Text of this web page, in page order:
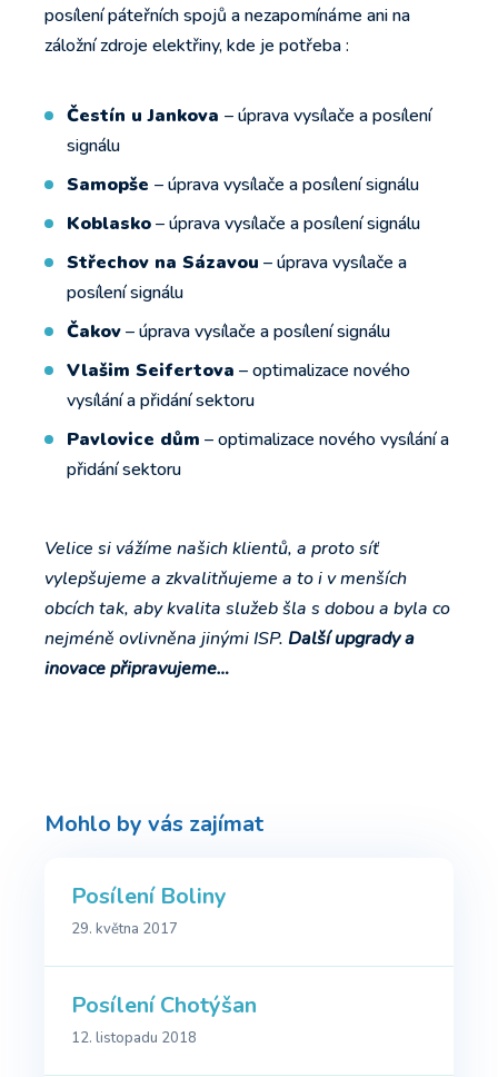
posílení páteřních spojů a nezapomínáme ani na
záložní zdroje elektřiny, kde je potřeba :
Čestín u Jankova – úprava vysílače a posílení
signálu
Samopše – úprava vysílače a posílení signálu
Koblasko– úprava vysílače a posílení signálu
Střechov na Sázavou – úprava vysílače a
posílení signálu
Čakov– úprava vysílače a posílení signálu
Vlašim Seifertova – optimalizace nového
vysílání a přidání sektoru
Pavlovice dům – optimalizace nového vysílání a
přidání sektoru
Velice si vážíme našich klientů, a proto síť
vylepšujeme a zkvalitňujeme a to i v menších
obcích tak, aby kvalita služeb šla s dobou a byla co
nejméně ovlivněna jinými ISP. Další upgrady a
inovace připravujeme…
Mohlo by vás zajímat
Posílení Boliny
29. května 2017
Posílení Chotýšan
12. listopadu 2018